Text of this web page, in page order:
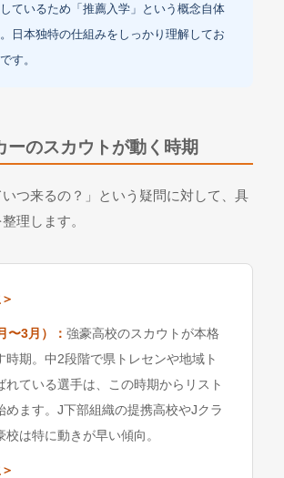
ているため「推薦入学」という概念自体
日本独特の仕組みをしっかり理解してお
す。
ーのスカウトが動く時期
いつ来るの？」という疑問に対して、具
理します。
〜3月）：強豪高校のスカウトが本格
時期。中2段階で県トレセンや地域ト
れている選手は、この時期からリスト
めます。J下部組織の提携高校やJクラ
校は特に動きが早い傾向。